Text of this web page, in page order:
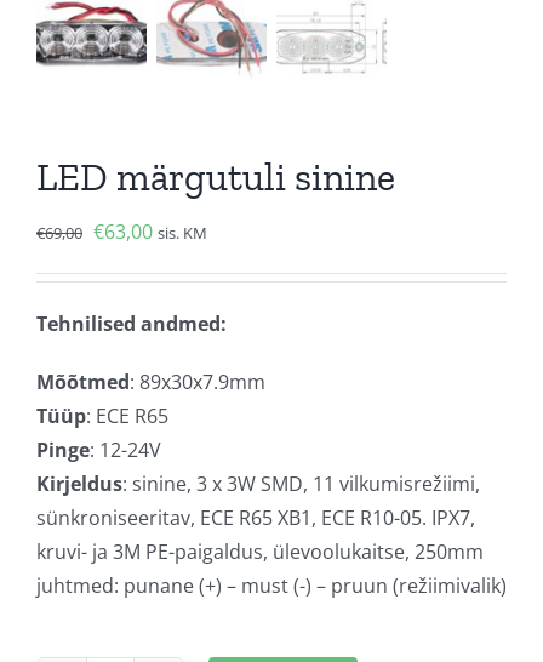
LED märgutuli sinine
€69,00 Algne
€69,00.
€63,00Current
€63,00.
sis. KM
Tehnilised andmed:
Mõõtmed: 89x30x7.9mm
Tüüp: ECE R65
Pinge: 12-24V
Kirjeldus: sinine, 3 x 3W SMD, 11 vilkumisrežiimi,
sünkroniseeritav, ECE R65 XB1, ECE R10-05. IPX7,
kruvi- ja 3M PE-paigaldus, ülevoolukaitse, 250mm
juhtmed: punane (+) – must (-) – pruun (režiimivalik)